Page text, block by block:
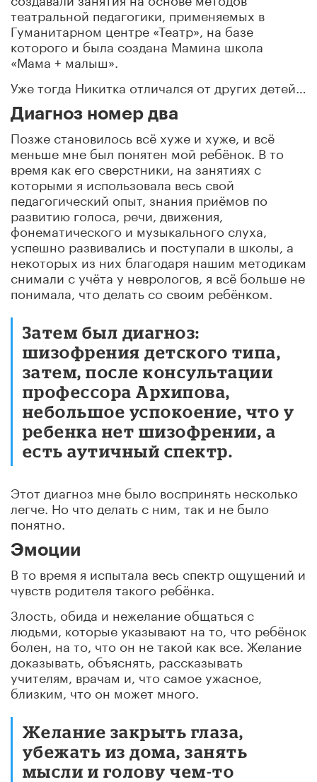
театральной педагогики, применяемых в
Гуманитарном центре «Театр», на базе
которого и была создана Мамина школа
«Мама + малыш».
Уже тогда Никитка отличался от других детей…
Диагноз номер два
Позже становилось всё хуже и хуже, и всё
меньше мне был понятен мой ребёнок. В то
время как его сверстники, на занятиях с
которыми я использовала весь свой
педагогический опыт, знания приёмов по
развитию голоса, речи, движения,
фонематического и музыкального слуха,
успешно развивались и поступали в школы, а
некоторых из них благодаря нашим методикам
снимали с учёта у неврологов, я всё больше не
понимала, что делать со своим ребёнком.
Затем был диагноз:
шизофрения детского типа,
затем, после консультации
профессора Архипова,
небольшое успокоение, что у
ребенка нет шизофрении, а
есть аутичный спектр.
Этот диагноз мне было воспринять несколько
легче. Но что делать с ним, так и не было
понятно.
Эмоции
В то время я испытала весь спектр ощущений и
чувств родителя такого ребёнка.
Злость, обида и нежелание общаться с
людьми, которые указывают на то, что ребёнок
болен, на то, что он не такой как все. Желание
доказывать, объяснять, рассказывать
учителям, врачам и, что самое ужасное,
близким, что он может много.
Желание закрыть глаза,
убежать из дома, занять
мысли и голову чем-то